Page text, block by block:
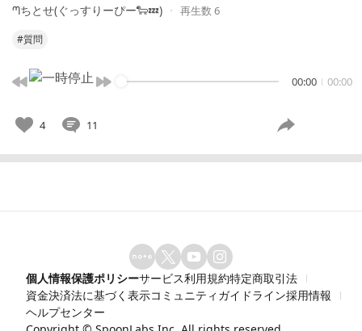
ᘉちとせ(ぐっすりーぴー🐑💤) 再生数 6
#質問
00:00 00:00
4 11
個人情報保護ポリシーサービス利用規約特定商取引法
資金決済法に基づく表示コミュニティガイドライン採用情報
ヘルプセンター